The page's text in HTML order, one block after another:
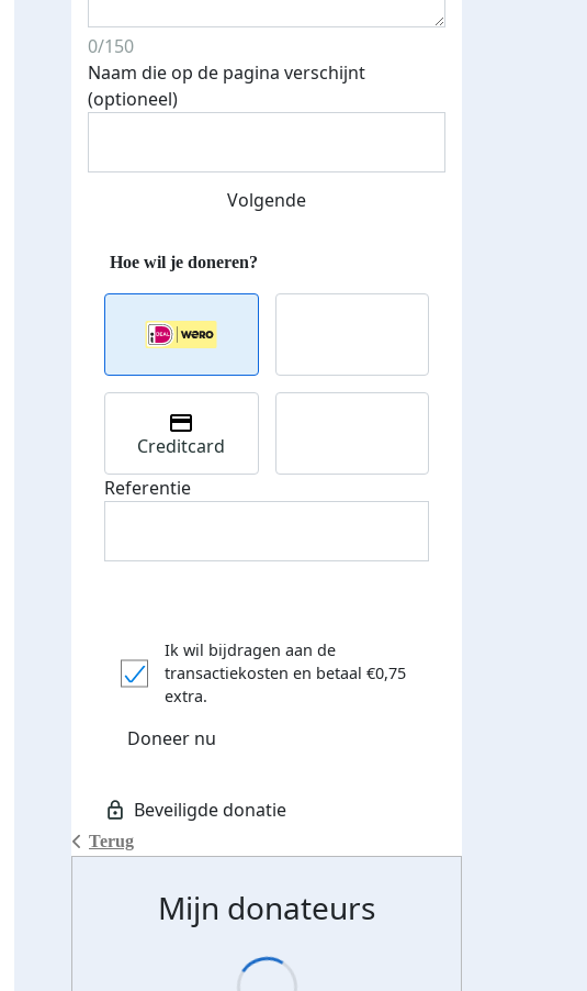
0/150
Naam die op de pagina verschijnt
(optioneel)
Volgende
Terug
Creditcard
Referentie
Ik wil bijdragen aan de
transactiekosten en betaal €0,75
extra.
Doneer nu
Mijn donateurs